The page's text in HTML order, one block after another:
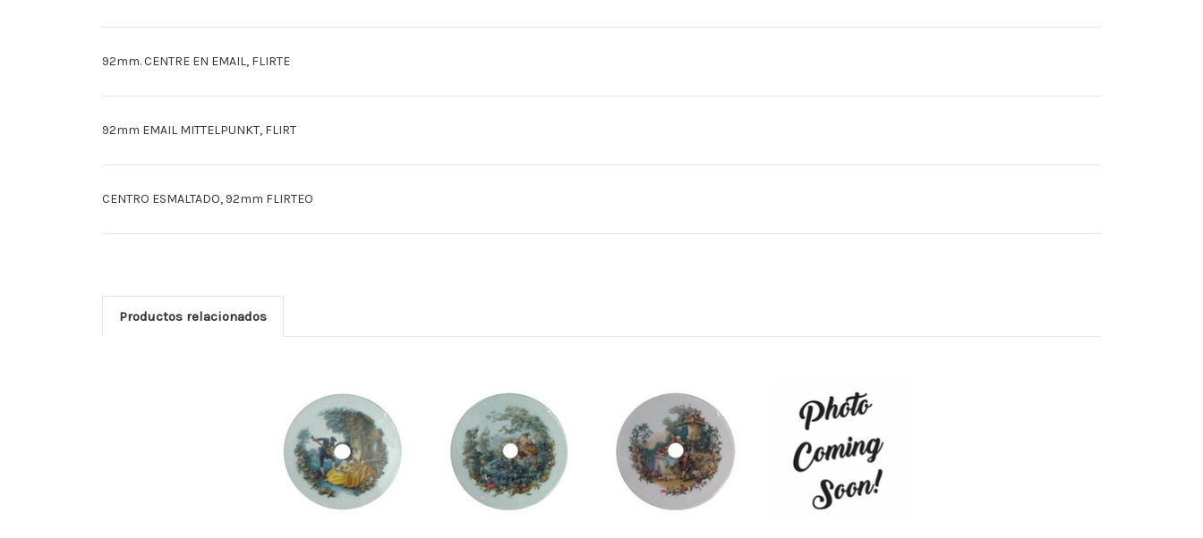
92mm. CENTRE EN EMAIL, FLIRTE
92mm EMAIL MITTELPUNKT, FLIRT
CENTRO ESMALTADO, 92mm FLIRTEO
Productos relacionados